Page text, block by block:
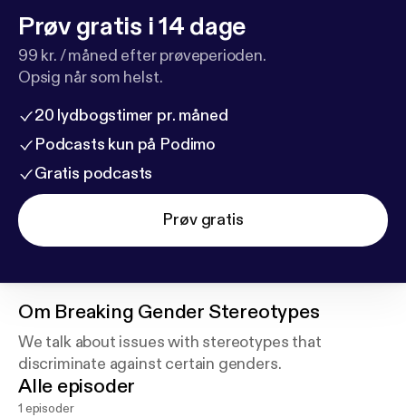
Prøv gratis i 14 dage
99 kr. / måned efter prøveperioden.
Opsig når som helst.
20 lydbogstimer pr. måned
Podcasts kun på Podimo
Gratis podcasts
Prøv gratis
Om Breaking Gender Stereotypes
We talk about issues with stereotypes that
discriminate against certain genders.
Alle episoder
1 episoder